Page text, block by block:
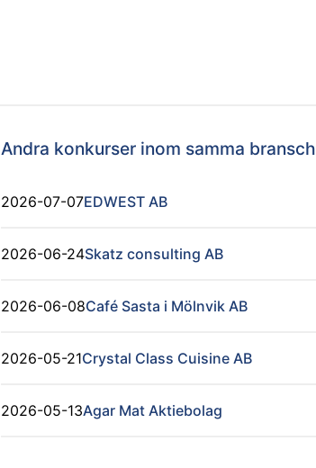
Andra konkurser inom samma bransch
2026-07-07EDWEST AB
2026-06-24Skatz consulting AB
2026-06-08Café Sasta i Mölnvik AB
2026-05-21Crystal Class Cuisine AB
2026-05-13Agar Mat Aktiebolag